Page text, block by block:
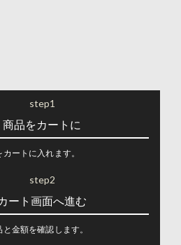
step1
商品をカートに
ートに入れます。
step2
ート画面へ進む
金額を確認します。